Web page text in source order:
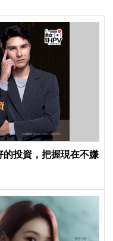
投資，把握現在不嫌